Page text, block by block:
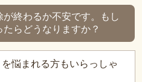
が終わるか不安です。もし
らどうなりますか？
悩まれる方もいらっしゃ